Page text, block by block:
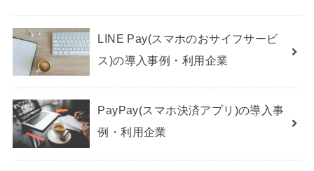
LINE Pay(スマホのおサイフサービ
ス)の導入事例・利用企業
PayPay(スマホ決済アプリ)の導入事
例・利用企業